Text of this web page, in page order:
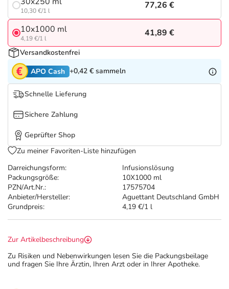
Tierapotheke
Vitamine & Mineralstoffe
Marken
Salus Deals
Darreichungsform:
Infusionslösung
Packungsgröße:
10X1000 ml
PZN/Art.Nr.:
17575704
Anbieter/Hersteller:
Aguettant Deutschland GmbH
Grundpreis:
4,19 €/1 l
10,30 €/1 l
77,26 €
10x1000 ml
4,19 €/1 l
41,89 €
Versandkostenfrei
APO Cash +0,42 € sammeln
Schnelle Lieferung
Sichere Zahlung
Geprüfter Shop
Zu meiner Favoriten-Liste hinzufügen
Zur Artikelbeschreibung
Zu Risiken und Nebenwirkungen lesen Sie die Packungsbeilage
und fragen Sie Ihre Ärztin, Ihren Arzt oder in Ihrer Apotheke.